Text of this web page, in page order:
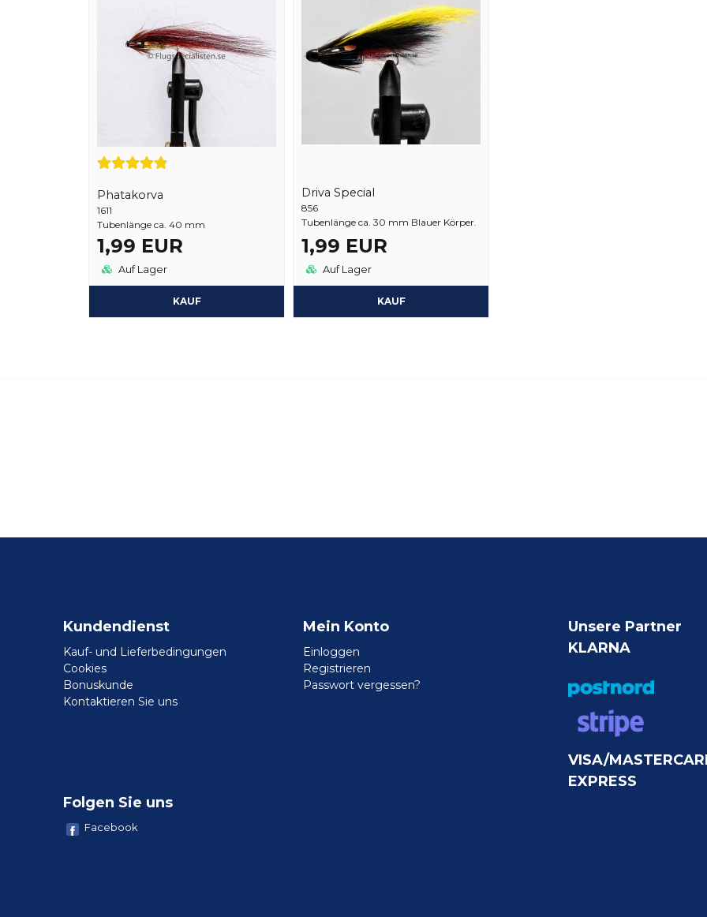
Phatakorva
1611
Tubenlänge ca. 40 mm
1,99 EUR
Auf Lager
KAUF
Driva Special
856
Tubenlänge ca. 30 mm Blauer Körper.
1,99 EUR
Auf Lager
KAUF
Kundendienst
Kauf- und Lieferbedingungen
Cookies
Bonuskunde
Kontaktieren Sie uns
Mein Konto
Einloggen
Registrieren
Passwort vergessen?
Unsere Partner
KLARNA
VISA/
EXPRESS
Folgen Sie uns
Facebook